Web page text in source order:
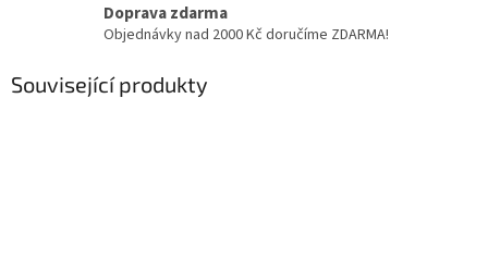
Doprava zdarma
Objednávky nad 2000 Kč doručíme ZDARMA!
Související produkty